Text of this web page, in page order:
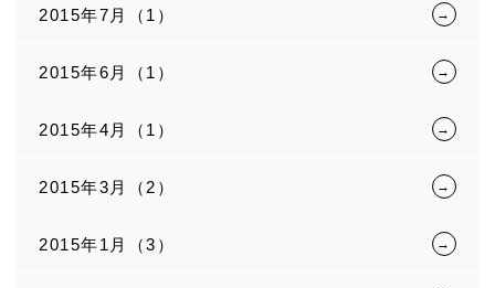
2015年7月（1）
2015年6月（1）
2015年4月（1）
2015年3月（2）
2015年1月（3）